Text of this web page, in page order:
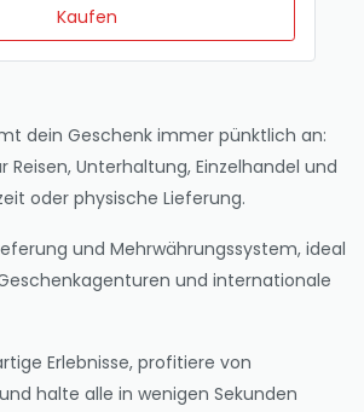
Kaufen
dein Geschenk immer pünktlich an:
Reisen, Unterhaltung, Einzelhandel und
oder physische Lieferung.
und Mehrwährungssystem, ideal
und internationale
Erlebnisse, profitiere von
halte alle in wenigen Sekunden